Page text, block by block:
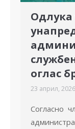
Одлука
оглас
23 април, 2026
Согласно